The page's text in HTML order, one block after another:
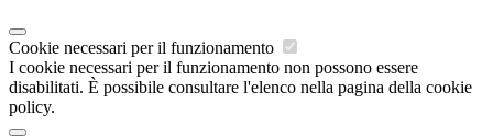
Cookie necessari per il funzionamento
I cookie necessari per il funzionamento non possono essere
disabilitati. È possibile consultare l'elenco nella pagina della cookie
policy.